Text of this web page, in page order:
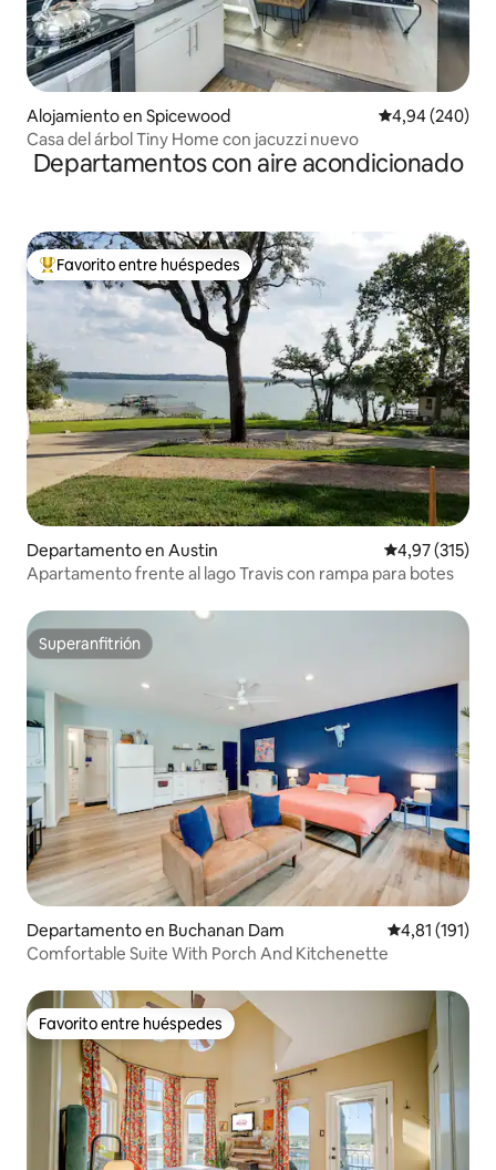
Alojamiento en Spicewood Calificación
4,94 (240)
Casa del árbol Tiny Home con jacuzzi nuevo
Departamentos con aire acondicionado
Favorito entre los huéspedes más destacados
Favorito entre huéspedes
Departamento en Austin Calificación
4,97 (315)
Apartamento frente al lago Travis con rampa para botes
Superanfitrión
Superanfitrión
Departamento en Buchanan Dam Calificación
4,81 (191)
Comfortable Suite With Porch And Kitchenette
Favorito entre huéspedes
Favorito entre huéspedes